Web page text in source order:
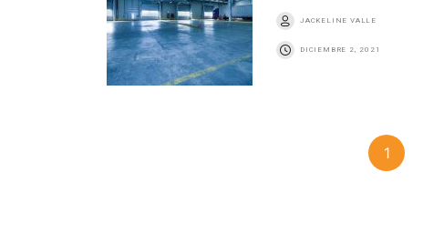
JACKELINE VALLE
DICIEMBRE 2, 2021
1